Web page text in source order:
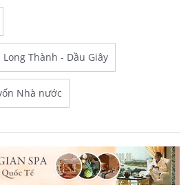
Long Thành - Dầu Giây
Nhà nước